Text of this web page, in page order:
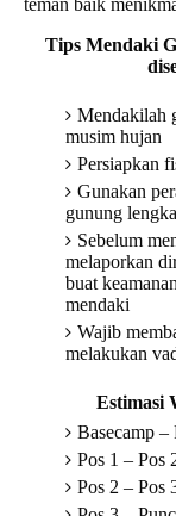
teman baik
Tips Mendaki
Mendakilah
musim hujan
Persiapkan
Gunakan
gunung
Sebelum
melaporkan
buat
mendaki
Wajib
melakukan
Estimasi
Basecamp
Pos 1 – Pos
Pos 2 – Pos